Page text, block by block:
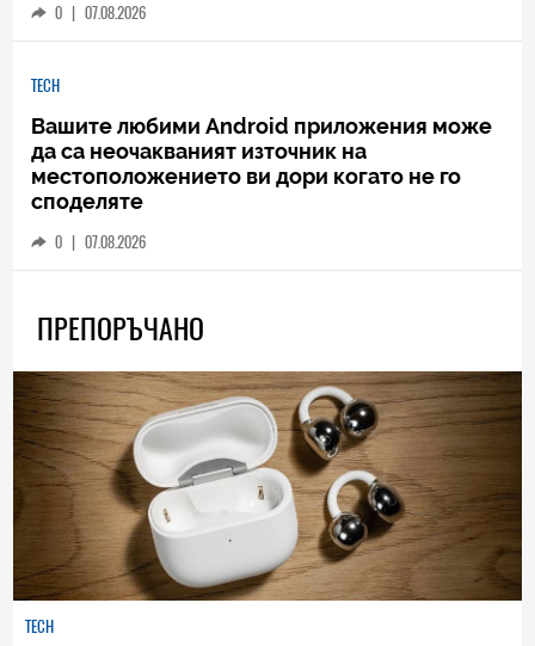
0 | 07.08.2026
TECH
Вашите любими Android приложения може
да са неочакваният източник на
местоположението ви дори когато не го
споделяте
0 | 07.08.2026
ПРЕПОРЪЧАНО
TECH